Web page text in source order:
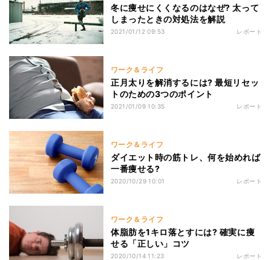
冬に痩せにくくなるのはなぜ? 太って
しまったときの対処法を解説
2021/01/12 09:53 レポート
ワーク＆ライフ
正月太りを解消するには? 最短リセッ
トのための3つのポイント
2021/01/09 10:35 レポート
ワーク＆ライフ
ダイエット時の筋トレ、何を始めれば
一番痩せる?
2020/10/29 10:01 レポート
ワーク＆ライフ
体脂肪を1キロ落とすには? 確実に痩
せる「正しい」コツ
2020/10/14 11:23 レポート